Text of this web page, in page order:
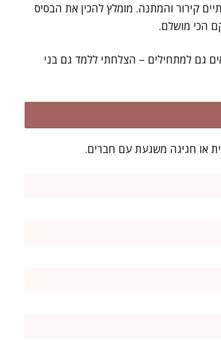
40 דקות עבודה ועוד שעתיים קירור והמתנה. מומלץ להכין את הבסיס
הכי מושלם.
גם למתחילים – הצלחתי ללמד גם בני